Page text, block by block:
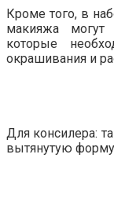
Кроме того, в
макияжа могут
которые
окрашивания и
Для консилера:
вытянутую